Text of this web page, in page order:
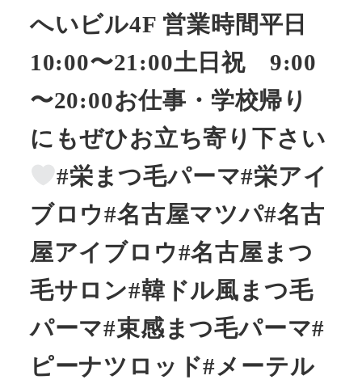
へいビル4F 営業時間平日
10:00〜21:00土日祝 9:00
〜20:00お仕事・学校帰り
にもぜひお立ち寄り下さい
#栄まつ毛パーマ#栄アイ
ブロウ#名古屋マツパ#名古
屋アイブロウ#名古屋まつ
毛サロン#韓ドル風まつ毛
パーマ#束感まつ毛パーマ#
ピーナツロッド#メーテル